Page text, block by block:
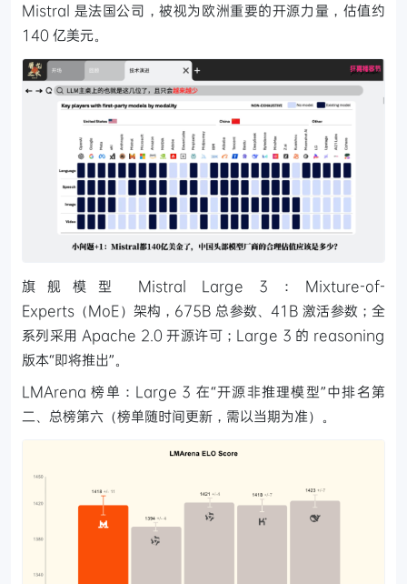
Mistral 是法国公司，被视为欧洲重要的开源力量，估值约
140 亿美元。
旗舰模型 Mistral Large 3：Mixture-of-
Experts（MoE）架构，675B 总参数、41B 激活参数；全
系列采用 Apache 2.0 开源许可；Large 3 的 reasoning
版本“即将推出”。
LMArena 榜单：Large 3 在“开源非推理模型”中排名第
二、总榜第六（榜单随时间更新，需以当期为准）。